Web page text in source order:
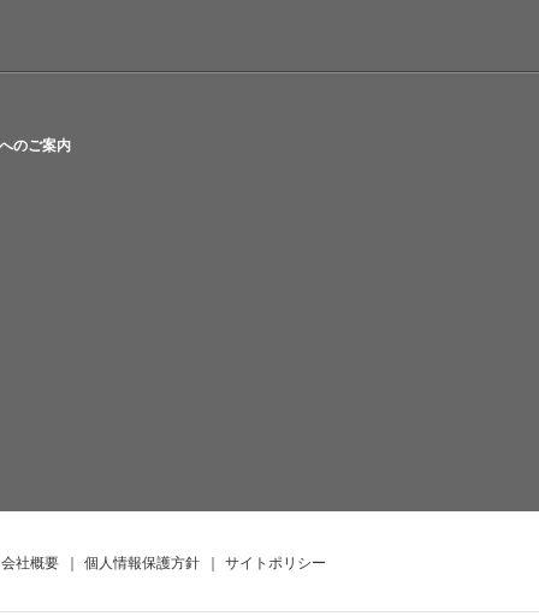
のご案内
会社概要 ｜ 個人情報保護方針 ｜ サイトポリシー